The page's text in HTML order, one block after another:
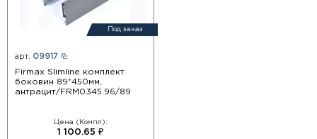
Под заказ
арт. 09917
Firmax Slimline комплект
боковин 89*450мм,
антрацит/FRM0345.96/89
Цена (Компл):
1 100.65 ₽